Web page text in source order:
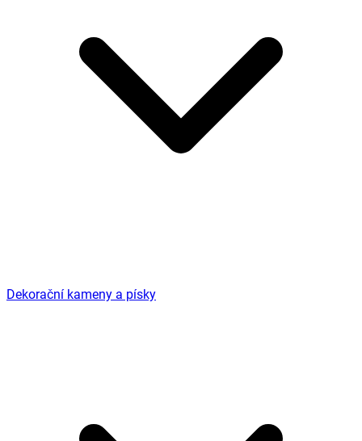
Dekorační kameny a písky